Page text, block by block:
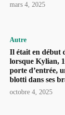
mars 4, 2025
Autre
Il était en début
lorsque Kylian,
porte d’entrée,
blotti dans ses
octobre 4, 2025